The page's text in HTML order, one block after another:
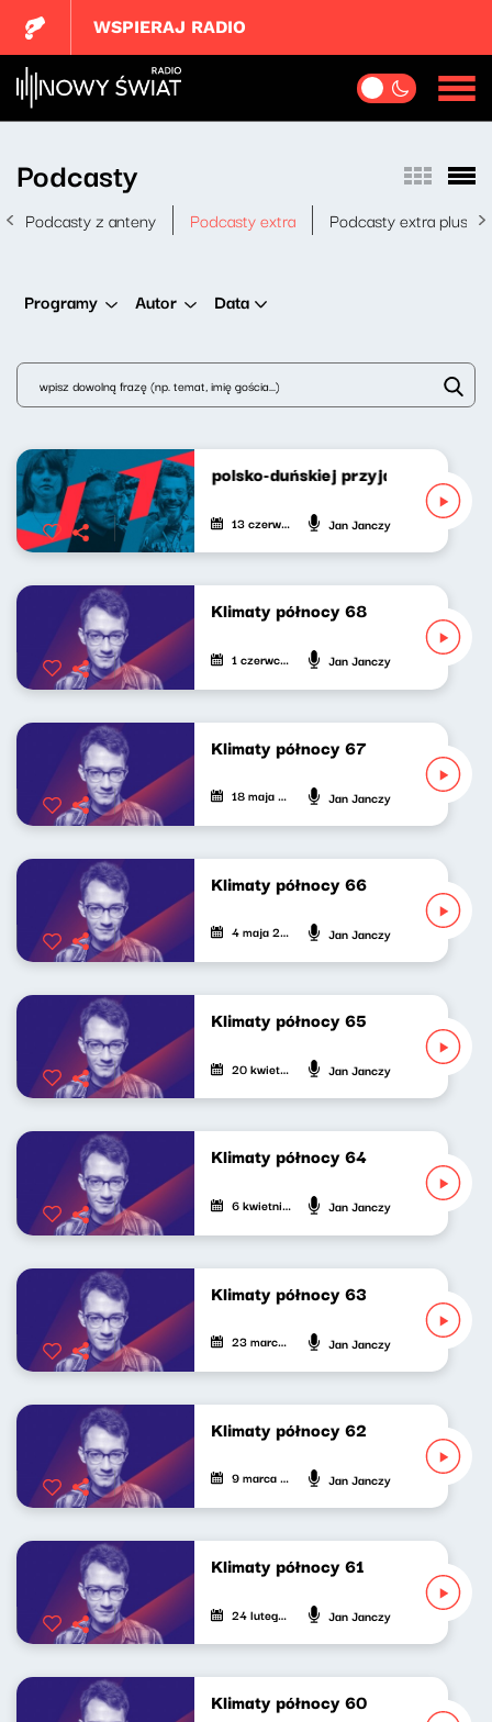
WSPIERAJ RADIO
Podcasty
Podcasty z anteny Podcasty extra Podcasty extra plus
Programy Autor Data
Na falach jazzu. Dekady polsko-duńskiej przyjaźni 1
13 czerwca 2024 Jan Janczy
Klimaty północy 68
1 czerwca 2024 Jan Janczy
Klimaty północy 67
18 maja 2024 Jan Janczy
Klimaty północy 66
4 maja 2024 Jan Janczy
Klimaty północy 65
20 kwietnia 2024 Jan Janczy
Klimaty północy 64
6 kwietnia 2024 Jan Janczy
Klimaty północy 63
23 marca 2024 Jan Janczy
Klimaty północy 62
9 marca 2024 Jan Janczy
Klimaty północy 61
24 lutego 2024 Jan Janczy
Klimaty północy 60